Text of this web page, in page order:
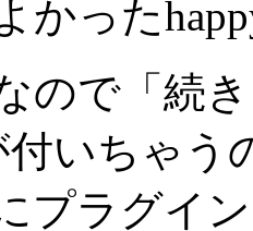
かった
ので「続
付いちゃう
プラグイ